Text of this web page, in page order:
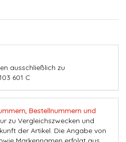
ausschließlich zu
601 C
Bestellnummern und
zu Vergleichszwecken und
der Artikel. Die Angabe von